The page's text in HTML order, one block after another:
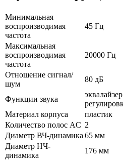
Минимальная
воспроизводимая
частота
45 Гц
Максимальная
воспроизводимая
частота
20000 Гц
Отношение сигнал/
шум
80 дБ
Функции звука
Материал корпуса
пластик
Количество полос AC 2
Диаметр ВЧ-динамика 65 мм
Диаметр НЧ-
динамика
176 мм